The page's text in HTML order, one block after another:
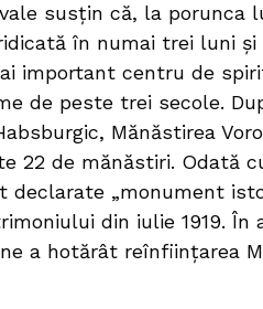
susțin că, la porunca
în numai trei luni
important centru de
de peste trei secole.
Mănăstirea
22 de mănăstiri. Odată
declarate „monument
din iulie 1919. În
a hotărât reînființarea